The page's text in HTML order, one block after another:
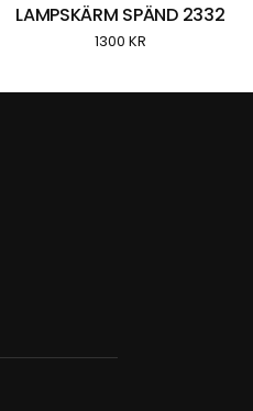
LAMPSKÄRM SPÄND 2332
1300 KR